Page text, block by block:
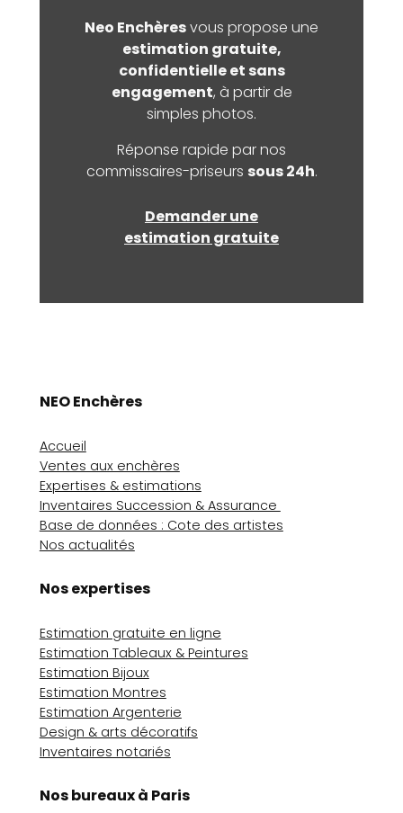
Neo Enchèresvous propose une
estimation gratuite,
confidentielle et sans
engagement, à partir de
simples photos.
Réponse rapide par nos
commissaires-priseurs sous 24h.
Demander une
estimation gratuite
NEO Enchères
Accueil
Ventes aux enchères
Expertises & estimations
Inventaires Succession & Assurance
Base de données : Cote des artistes
Nos actualités
Nos expertises
Estimation gratuite en ligne
Estimation Tableaux & Peintures
Estimation Bijoux
Estimation Montres
Estimation Argenterie
Design & arts décoratifs
Inventaires notariés
Nos bureaux à Paris